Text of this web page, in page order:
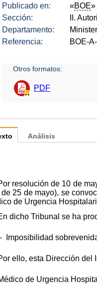
Publicado en: «BOE»
Sección:
II.
Departamento:
Referencia:
BOE-
Otros formatos:
PDF
resolución de 10 de
de 25 de mayo), se
de Urgencia
dicho Tribunal se ha
Imposibilidad
ello, esta Dirección del
de Urgencia
Análisis